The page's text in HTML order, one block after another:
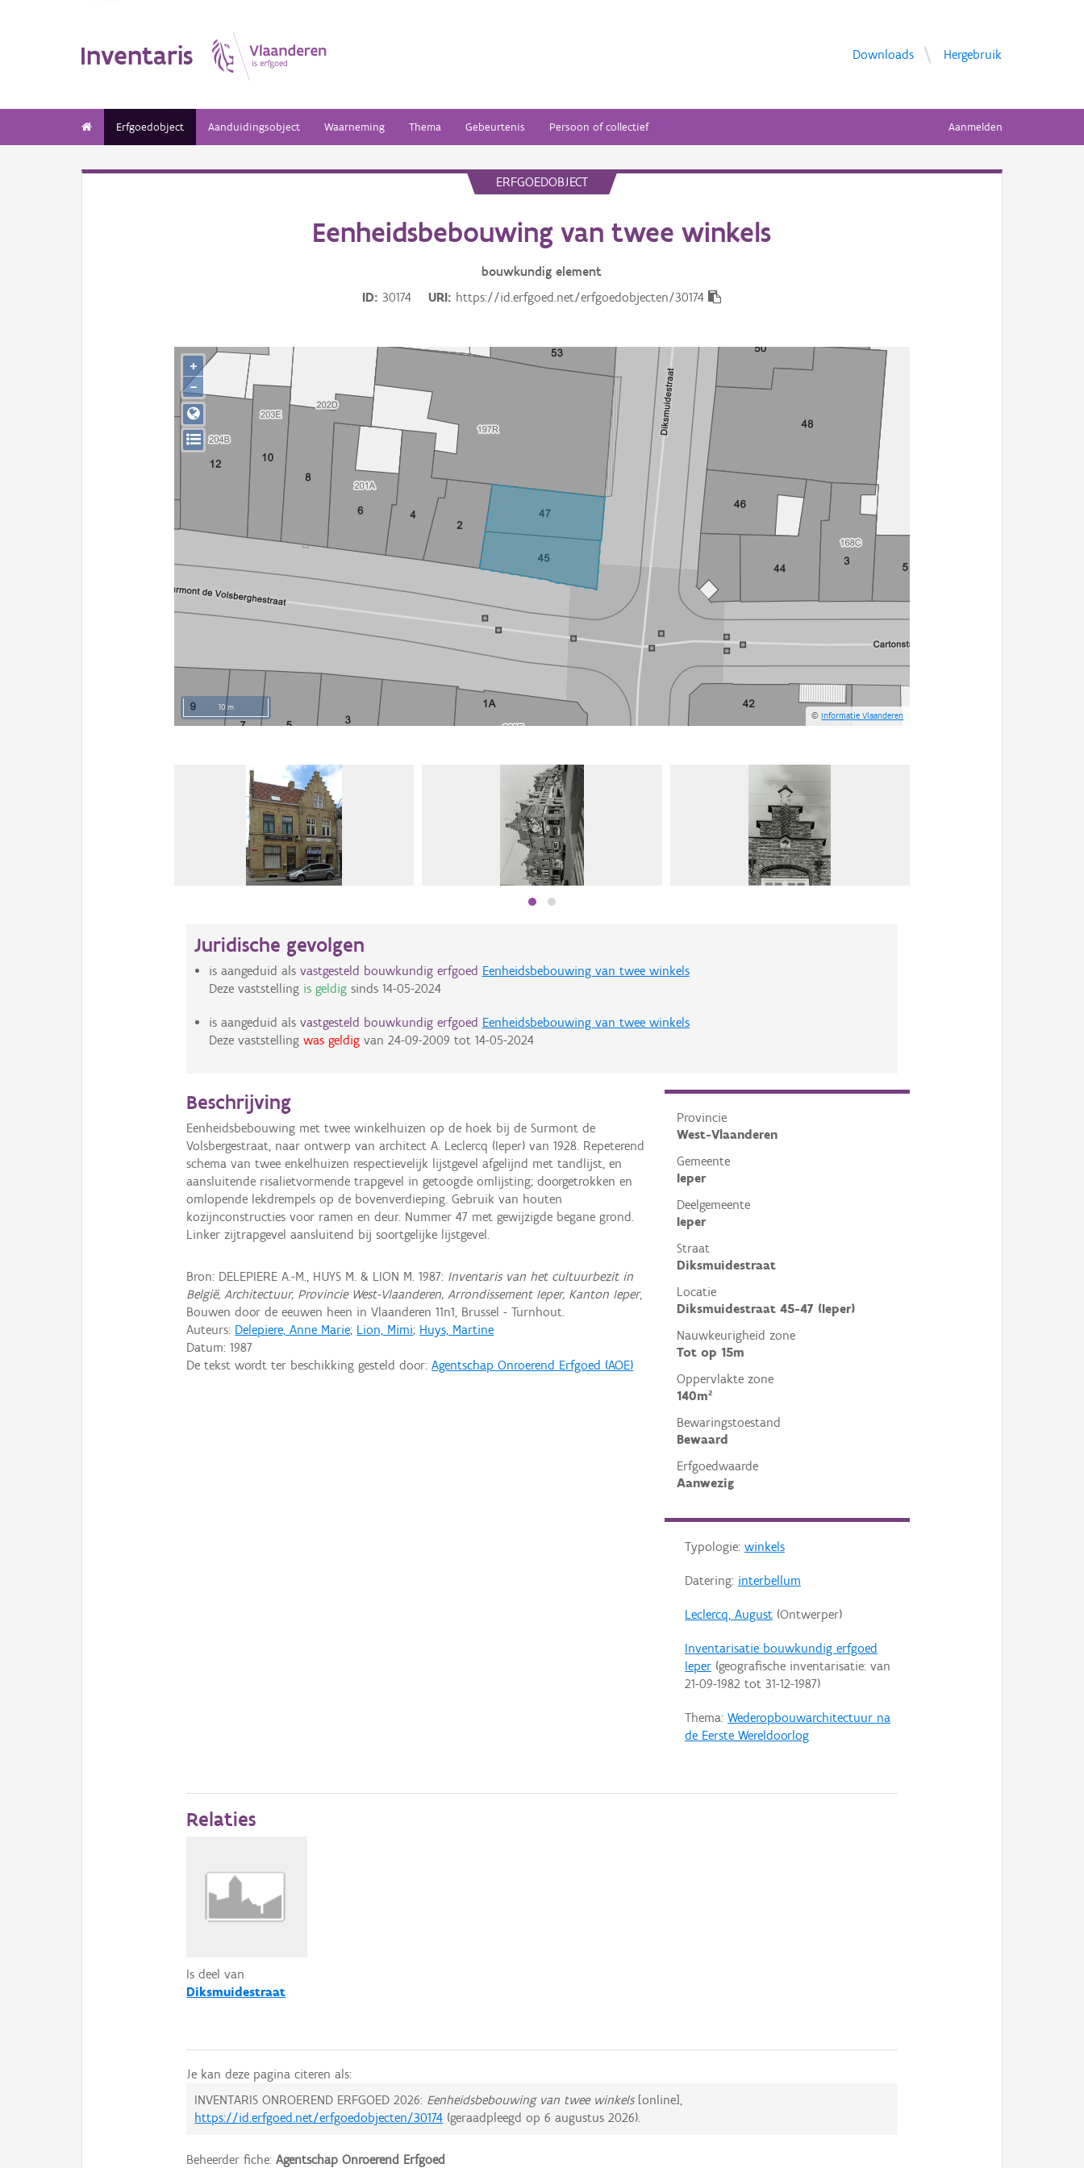
Inventaris Downloads Hergebruik
Erfgoedobject Aanduidingsobject Waarneming Thema Gebeurtenis Persoon of collectief Aanmelden
ERFGOEDOBJECT
Eenheidsbebouwing van twee winkels
bouwkundig element
ID
30174 URI https://id.erfgoed.net/erfgoedobjecten/30174
10 m
©Informatie Vlaanderen
+
−
Juridische gevolgen
is aangeduid als vastgesteld bouwkundig erfgoed Eenheidsbebouwing van twee winkels
Deze vaststelling is geldigsinds 14-05-2024
is aangeduid als vastgesteld bouwkundig erfgoed Eenheidsbebouwing van twee winkels
Deze vaststelling was geldigvan 24-09-2009 tot 14-05-2024
Provincie
West-Vlaanderen
Gemeente
Ieper
Deelgemeente
Ieper
Straat
Diksmuidestraat
Locatie
Diksmuidestraat 45-47 (Ieper)
Nauwkeurigheid zone
Tot op 15m
Oppervlakte zone
140m²
Bewaringstoestand
Bewaard
Erfgoedwaarde
Aanwezig
Typologie: winkels
Datering: interbellum
Leclercq, August(Ontwerper)
Inventarisatie bouwkundig erfgoed
Ieper(geografische inventarisatie: van
21-09-1982tot 31-12-1987)
Thema: Wederopbouwarchitectuur na
de Eerste Wereldoorlog
Beschrijving
Eenheidsbebouwing met twee winkelhuizen op de hoek bij de Surmont de
Volsbergestraat, naar ontwerp van architect A. Leclercq (Ieper) van 1928. Repeterend
schema van twee enkelhuizen respectievelijk lijstgevel afgelijnd met tandlijst, en
aansluitende risalietvormende trapgevel in getoogde omlijsting; doorgetrokken en
omlopende lekdrempels op de bovenverdieping. Gebruik van houten
kozijnconstructies voor ramen en deur. Nummer 47 met gewijzigde begane grond.
Linker zijtrapgevel aansluitend bij soortgelijke lijstgevel.
Bron: DELEPIERE A.-M., HUYS M. & LION M. 1987: Inventaris van het cultuurbezit in
België, Architectuur, Provincie West-Vlaanderen, Arrondissement Ieper, Kanton Ieper,
Bouwen door de eeuwen heen in Vlaanderen 11n1, Brussel - Turnhout.
Auteurs: Delepiere, Anne Marie; Lion, Mimi; Huys, Martine
Datum:1987
De tekst wordt ter beschikking gesteld door:Agentschap Onroerend Erfgoed (AOE)
Relaties
Is deel van
Diksmuidestraat
Je kan deze pagina citeren als:
INVENTARIS ONROEREND ERFGOED 2026: Eenheidsbebouwing van twee winkels[online],
https://id.erfgoed.net/erfgoedobjecten/30174 (geraadpleegd op6 augustus 2026).
Beheerder fiche:Agentschap Onroerend Erfgoed